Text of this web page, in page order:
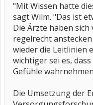
"Mit Wissen hatte
sagt Wilm. "Das ist
Die Ärzte haben
regelrecht
wieder die Leitlinien
wichtiger sei es,
Gefühle
Die Umsetzung der